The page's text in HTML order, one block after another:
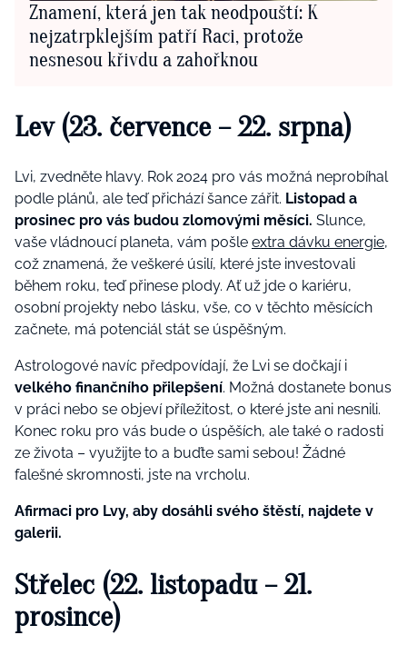
Znamení, která jen tak neodpouští: K
nejzatrpklejším patří Raci, protože
nesnesou křivdu a zahořknou
Lev (23. července – 22. srpna)
Lvi, zvedněte hlavy. Rok 2024 pro vás možná neprobíhal
podle plánů, ale teď přichází šance zářit. Listopad a
prosinec pro vás budou zlomovými měsíci. Slunce,
vaše vládnoucí planeta, vám pošle extra dávku energie,
což znamená, že veškeré úsilí, které jste investovali
během roku, teď přinese plody. Ať už jde o kariéru,
osobní projekty nebo lásku, vše, co v těchto měsících
začnete, má potenciál stát se úspěšným.
Astrologové navíc předpovídají, že Lvi se dočkají i
velkého finančního přilepšení​. Možná dostanete bonus
v práci nebo se objeví příležitost, o které jste ani nesnili.
Konec roku pro vás bude o úspěších, ale také o radosti
ze života – využijte to a buďte sami sebou! Žádné
falešné skromnosti, jste na vrcholu.
Afirmaci pro Lvy, aby dosáhli svého štěstí, najdete v
galerii.
Střelec (22. listopadu – 21.
prosince)